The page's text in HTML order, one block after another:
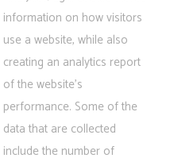
information on how visitors
use a website, while also
creating an analytics report
of the website's
performance. Some of the
data that are collected
include the number of